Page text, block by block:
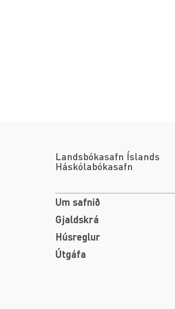
Landsbókasafn Íslands
Háskólabókasafn
Um safnið
Gjaldskrá
Húsreglur
Útgáfa